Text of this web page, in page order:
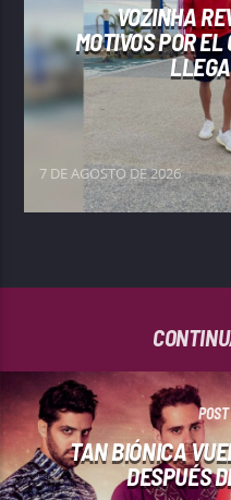
VOZINHA
MOTIVOS POR
7 DE AGOSTO DE 2026
TAN BIÓNICA
DESPUÉS